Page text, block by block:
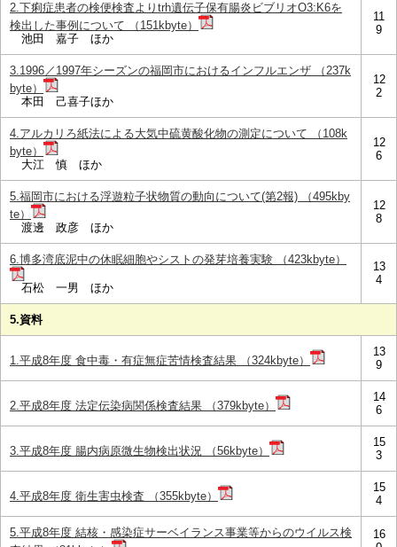
2.下痢症患者の検便検査よりtrh遺伝子保有腸炎ビブリオO3:K6を
検出した事例について （151kbyte）
池田 嘉子 ほか
11
9
3.1996／1997年シーズンの福岡市におけるインフルエンザ （237k
byte）
本田 己喜子ほか
12
2
4.アルカリろ紙法による大気中硫黄酸化物の測定について （108k
byte）
大江 慎 ほか
12
6
5.福岡市における浮遊粒子状物質の動向について(第2報) （495kby
te）
渡邊 政彦 ほか
12
8
6.博多湾底泥中の休眠細胞やシストの発芽培養実験 （423kbyte）
石松 一男 ほか
13
4
5.資料
1.平成8年度 食中毒・有症無症苦情検査結果 （324kbyte）
13
9
2.平成8年度 法定伝染病関係検査結果 （379kbyte）
14
6
3.平成8年度 腸内病原微生物検出状況 （56kbyte）
15
3
4.平成8年度 衛生害虫検査 （355kbyte）
15
4
5.平成8年度 結核・感染症サーベイランス事業等からのウイルス検
16